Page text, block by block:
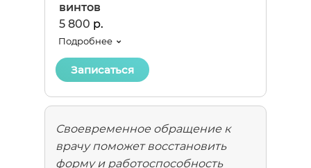
винтов
5 800 р.
Подробнее
Записаться
Своевременное обращение к
врачу поможет восстановить
форму и работоспособность